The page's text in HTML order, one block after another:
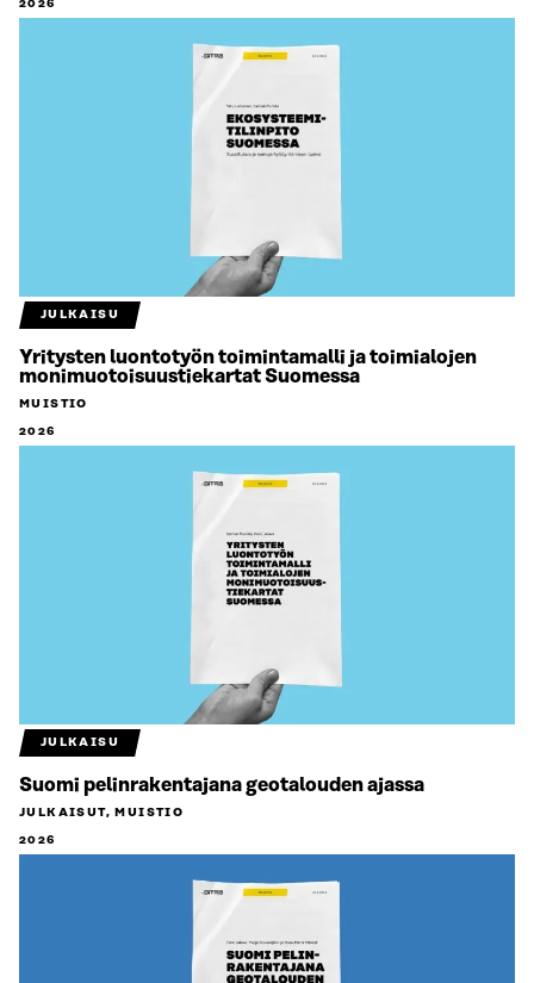
2026
JULKAISU
Yritysten luontotyön toimintamalli ja toimialojen
monimuotoisuustiekartat Suomessa
MUISTIO
2026
JULKAISU
Suomi pelinrakentajana geotalouden ajassa
JULKAISUT, MUISTIO
2026